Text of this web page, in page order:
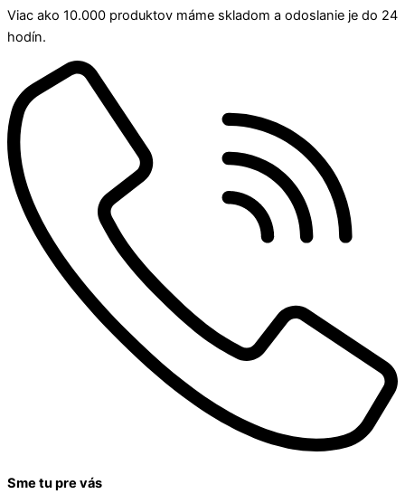
Viac ako 10.000 produktov máme skladom a odoslanie je do 24
hodín.
Sme tu pre vás